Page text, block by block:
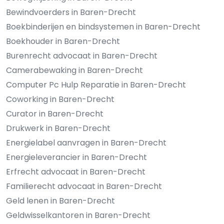
Bewindvoerders in Baren-Drecht
Boekbinderijen en bindsystemen in Baren-Drecht
Boekhouder in Baren-Drecht
Burenrecht advocaat in Baren-Drecht
Camerabewaking in Baren-Drecht
Computer Pc Hulp Reparatie in Baren-Drecht
Coworking in Baren-Drecht
Curator in Baren-Drecht
Drukwerk in Baren-Drecht
Energielabel aanvragen in Baren-Drecht
Energieleverancier in Baren-Drecht
Erfrecht advocaat in Baren-Drecht
Familierecht advocaat in Baren-Drecht
Geld lenen in Baren-Drecht
Geldwisselkantoren in Baren-Drecht